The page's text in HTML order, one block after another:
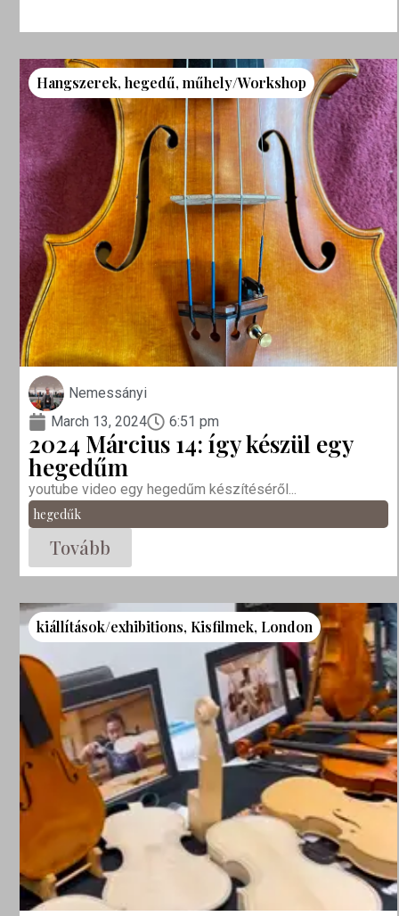
Hangszerek,hegedű,műhely/Workshop
Nemessányi
March 13, 2024
6:51 pm
2024 Március 14: így készül egy
hegedűm
youtube video egy hegedűm készítéséről...
hegedűk
Tovább
kiállítások/exhibitions, Kisfilmek, London